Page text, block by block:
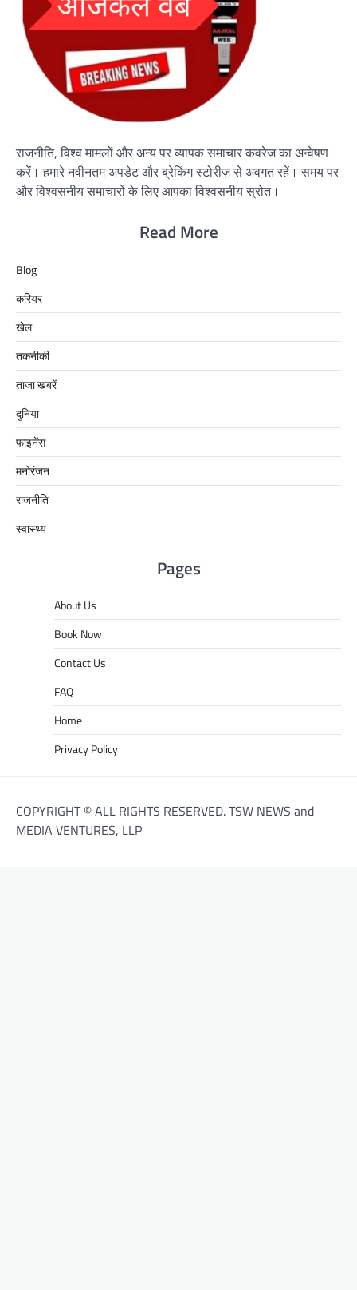
राजनीति, विश्व मामलों और अन्य पर व्यापक समाचार कवरेज का अन्वेषण
करें। हमारे नवीनतम अपडेट और ब्रेकिंग स्टोरीज़ से अवगत रहें। समय पर
और विश्वसनीय समाचारों के लिए आपका विश्वसनीय स्रोत।
Read More
Blog
करियर
खेल
तकनीकी
ताजा खबरें
दुनिया
फाइनेंस
मनोरंजन
राजनीति
स्वास्थ्य
Pages
About Us
Book Now
Contact Us
FAQ
Home
Privacy Policy
COPYRIGHT © ALL RIGHTS RESERVED. TSW NEWS and
MEDIA VENTURES, LLP